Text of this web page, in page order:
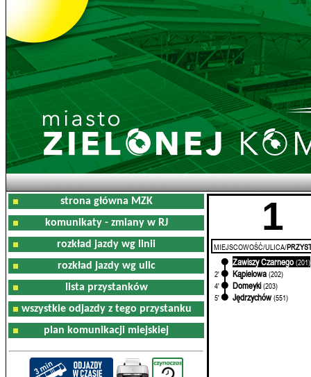
strona główna MZK
komunikaty - zmiany w RJ
rozkład jazdy wg linii
rozkład jazdy wg ulic
lista przystanków
wszystkie odjazdy z tego przystanku
plan komunikacji miejskiej
1
MIEJSCOWOŚĆ/ULICA/
Zawiszy Czarnego (201)
2'
Kąpielowa (202)
4'
Domeyki (203)
5'
Jędrzychów (551)